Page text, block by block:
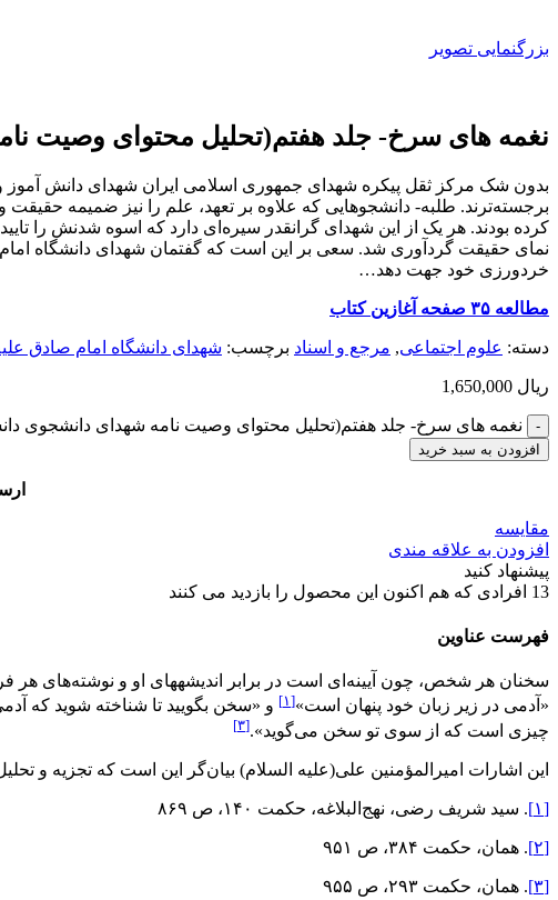
بزرگنمایی تصویر
نغمه های سرخ- جلد هفتم(تحلیل محتوای وصیت
بدون شک مرکز ثقل پیکره شهدای جمهوری اسلامی ایران شهدای دانش آموز
برجسته‌ترند. طلبه- دانشجو‌هایی که علاوه بر تعهد، علم را نیز ضمیمه
کرده بودند. هر یک از این شهدای گرانقدر سیره‌ای دارد که اسوه شدنش را
نمای حقیقت گردآوری شد. سعی بر این است که گفتمان شهدای دانشگاه امام
خردورزی خود جهت دهد…
مطالعه ۳۵ صفحه آغازین کتاب
دسته: علوم اجتماعی, مرجع و اسناد برچسب: شهدای دانشگاه امام صادق
ریال
نغمه های سرخ- جلد هفتم(تحلیل محتوای وصیت نامه شهدای دانشجوی
افزودن به سبد خرید
مقایسه
افزودن به علاقه مندی
پیشنهاد کنید
13 افرادی که هم اکنون این محصول را بازدید می کنند
فهرست عناوین
سخنان هر شخص، چون آیینه‌ای است در برابر اندیشه­های او و نوشته‌های هر
«آدمی در زیر زبان خود پنهان است»[۱] و «سخن بگویید تا شناخته شوید که
چیزی است که از سوی تو سخن می‌گوید».[۳]
این اشارات امیرالمؤمنین علی‌(علیه السلام) بیان‌گر این است که تجزیه و
[۱] . سید شریف رضی، نهج‌البلاغه، حکمت ۱۴۰، ص ۸۶۹
[۲] . همان، حکمت ۳۸۴، ص ۹۵۱
[۳] . همان، حکمت ۲۹۳، ص ۹۵۵